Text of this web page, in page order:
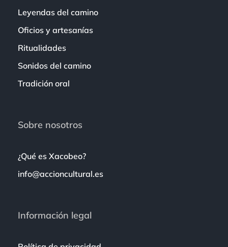
Leyendas del camino
Oficios y artesanías
Ritualidades
Sonidos del camino
Tradición oral
Sobre nosotros
¿Qué es Xacobeo?
info@accioncultural.es
Información legal